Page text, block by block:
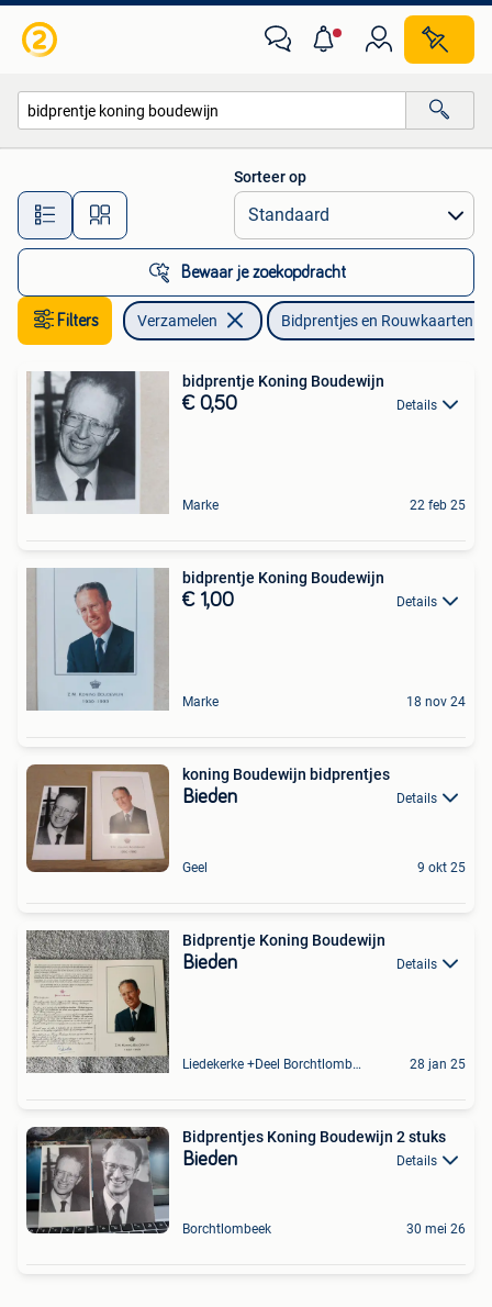
Alle afstanden…
Sorteer op
Bewaar je zoekopdracht
Filters Verzamelen Bidprentjes en Rouwkaarten
bidprentje Koning Boudewijn
€ 0,50 Details
Marke 22 feb 25
bidprentje Koning Boudewijn
€ 1,00 Details
Marke 18 nov 24
koning Boudewijn bidprentjes
Bieden Details
Geel 9 okt 25
Bidprentje Koning Boudewijn
Bieden Details
Liedekerke +Deel Borchtlombeek 28 jan 25
Bidprentjes Koning Boudewijn 2 stuks
Bieden Details
Borchtlombeek 30 mei 26